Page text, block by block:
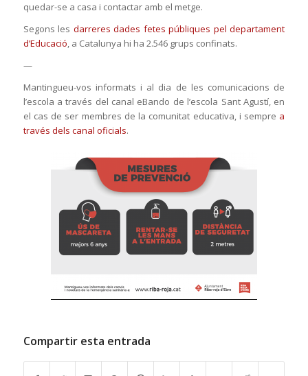
quedar-se a casa i contactar amb el metge.
Segons les darreres dades fetes públiques pel departament
d’Educació, a Catalunya hi ha 2.546 grups confinats.
—
Mantingueu-vos informats i al dia de les comunicacions de
l’escola a través del canal eBando de l’escola Sant Agustí, en
el cas de ser membres de la comunitat educativa, i sempre a
través dels canal oficials.
Compartir esta entrada